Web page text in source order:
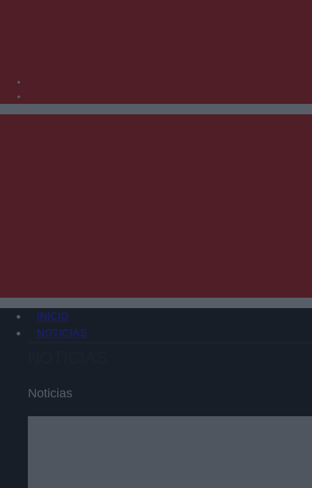
INICIO
NOTICIAS
Noticias